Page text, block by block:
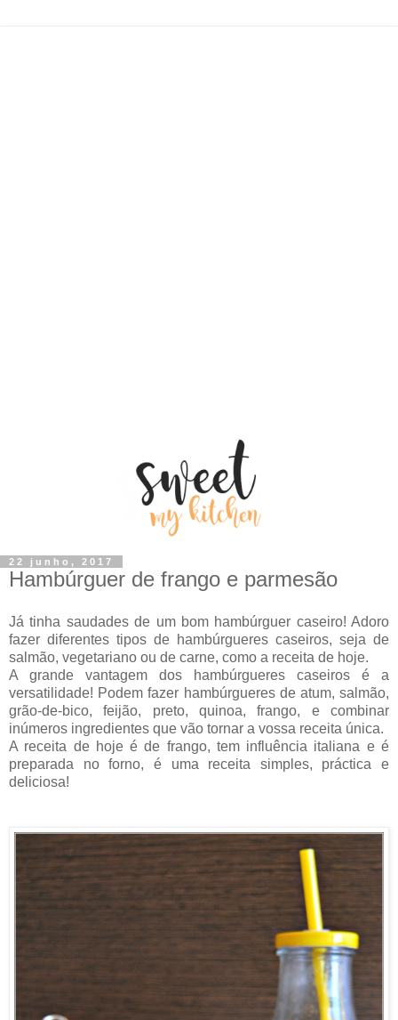
22 junho, 2017
Hambúrguer de frango e parmesão
Já tinha saudades de um bom hambúrguer caseiro! Adoro
fazer diferentes tipos de hambúrgueres caseiros, seja de
salmão, vegetariano ou de carne, como a receita de hoje.
A grande vantagem dos hambúrgueres caseiros é a
versatilidade! Podem fazer hambúrgueres de atum, salmão,
grão-de-bico, feijão, preto, quinoa, frango, e combinar
inúmeros ingredientes que vão tornar a vossa receita única.
A receita de hoje é de frango, tem influência italiana e é
preparada no forno, é uma receita simples, práctica e
deliciosa!